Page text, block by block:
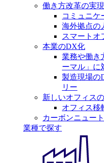
働き方改革の実
コミュニケ
海外拠点の
スマートオ
本業のDX化
業務や働き
ーマル」に
製造現場の
リー
新しいオフィス
オフィス移
カーボンニュー
業種で探す